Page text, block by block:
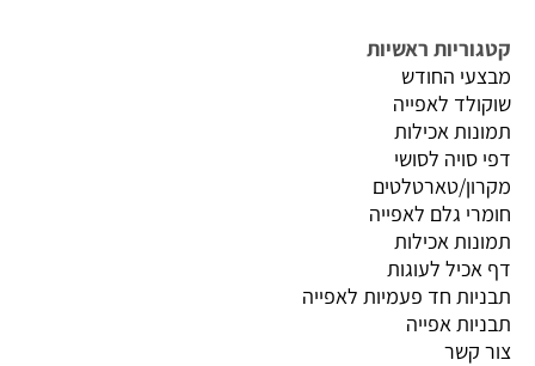
קטגוריות ראשיות
מבצעי החודש
שוקולד לאפייה
תמונות אכילות
דפי סויה לסושי
מקרון/טארטלטים
חומרי גלם לאפייה
תמונות אכילות
דף אכיל לעוגות
תבניות חד פעמיות לאפייה
תבניות אפייה
צור קשר